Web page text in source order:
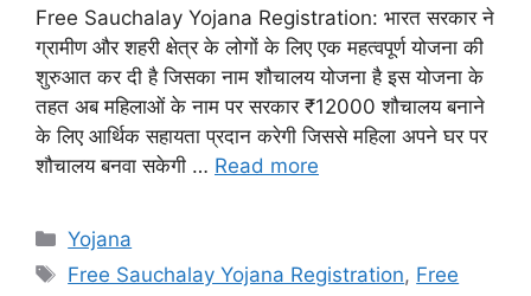
Free Sauchalay Yojana Registration: भारत सरकार ने
ग्रामीण और शहरी क्षेत्र के लोगों के लिए एक महत्वपूर्ण योजना की
शुरुआत कर दी है जिसका नाम शौचालय योजना है इस योजना के
तहत अब महिलाओं के नाम पर सरकार ₹12000 शौचालय बनाने
के लिए आर्थिक सहायता प्रदान करेगी जिससे महिला अपने घर पर
शौचालय बनवा सकेगी … Read more
Categories
Yojana
Tags
Free Sauchalay Yojana Registration, Free